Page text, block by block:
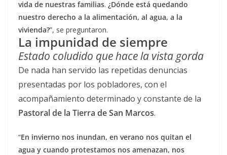
vida de nuestras familias. ¿Dónde está quedando
nuestro derecho a la alimentación, al agua, a la
vivienda?”, se preguntaron.
La impunidad de siempre
Estado coludido que hace la vista gorda
De nada han servido las repetidas denuncias
presentadas por los pobladores, con el
acompañamiento determinado y constante de la
Pastoral de la Tierra de San Marcos.
“En invierno nos inundan, en verano nos quitan el
agua y cuando protestamos nos amenazan, nos